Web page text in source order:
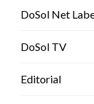
DoSol Net
DoSol TV
Editorial